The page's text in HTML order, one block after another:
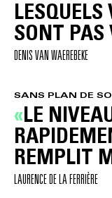
SONT PAS
DENIS VAN WAEREBEKE
SANS PLAN DE
LE
REMPLIT
LAURENCE DE LA FERRIÈRE